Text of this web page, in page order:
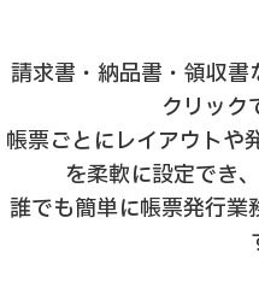
請求書・納品書・領収
クリック
帳票ごとにレイアウトや
を柔軟に設定でき
誰でも簡単に帳票発行業